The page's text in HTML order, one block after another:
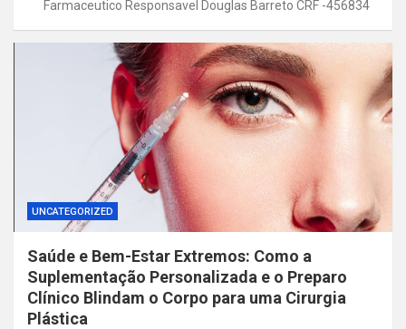
Farmaceutico Responsavel Douglas Barreto CRF -456834
UNCATEGORIZED
Saúde e Bem-Estar Extremos: Como a
Suplementação Personalizada e o Preparo
Clínico Blindam o Corpo para uma Cirurgia
Plástica